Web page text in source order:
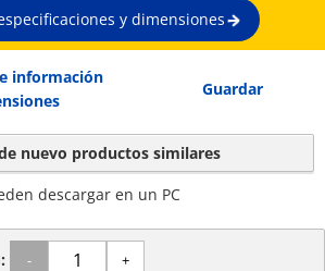
y dimensiones
información
Guardar
nuevo productos similares
descargar en un PC
- +